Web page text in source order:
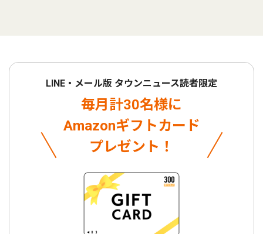
LINE・メール版 タウンニュース読者限定
毎月計30名様に
Amazonギフトカード
プレゼント！